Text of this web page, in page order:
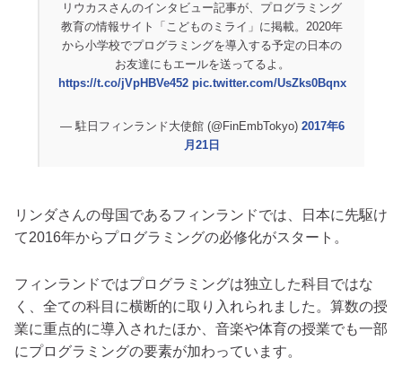
リウカスさんのインタビュー記事が、プログラミング
教育の情報サイト「こどものミライ」に掲載。2020年
から小学校でプログラミングを導入する予定の日本の
お友達にもエールを送ってるよ。
https://t.co/jVpHBVe452 pic.twitter.com/UsZks0Bqnx
— 駐日フィンランド大使館 (@FinEmbTokyo) 2017年6
月21日
リンダさんの母国であるフィンランドでは、日本に先駆け
て2016年からプログラミングの必修化がスタート。
フィンランドではプログラミングは独立した科目ではな
く、全ての科目に横断的に取り入れられました。算数の授
業に重点的に導入されたほか、音楽や体育の授業でも一部
にプログラミングの要素が加わっています。